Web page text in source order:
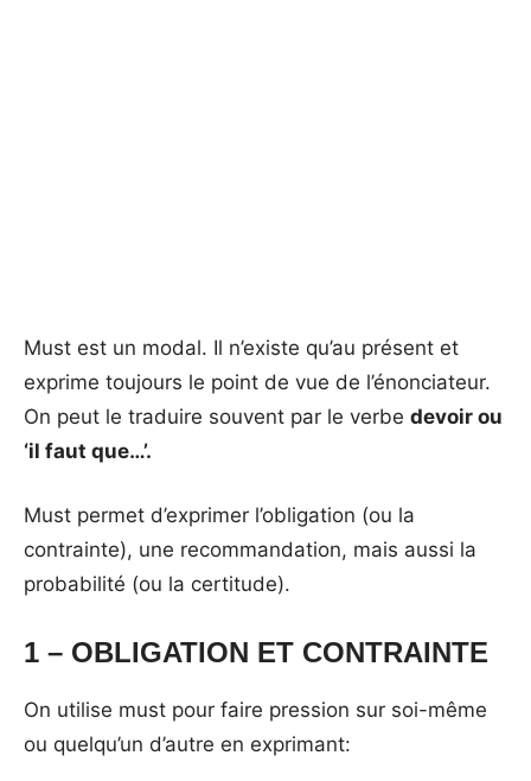
Must est un modal. Il n’existe qu’au présent et
exprime toujours le point de vue de l’énonciateur.
On peut le traduire souvent par le verbe devoir ou
‘il faut que…’.
Must permet d’exprimer l’obligation (ou la
contrainte), une recommandation, mais aussi la
probabilité (ou la certitude).
1 – OBLIGATION ET CONTRAINTE
On utilise must pour faire pression sur soi-même
ou quelqu’un d’autre en exprimant: